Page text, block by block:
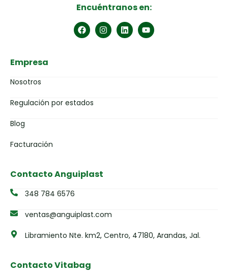
Encuéntranos en:
Empresa
Nosotros
Regulación por estados
Blog
Facturación
Contacto Anguiplast
348 784 6576
ventas@anguiplast.com
Libramiento Nte. km2, Centro, 47180, Arandas, Jal.
Contacto Vitabag